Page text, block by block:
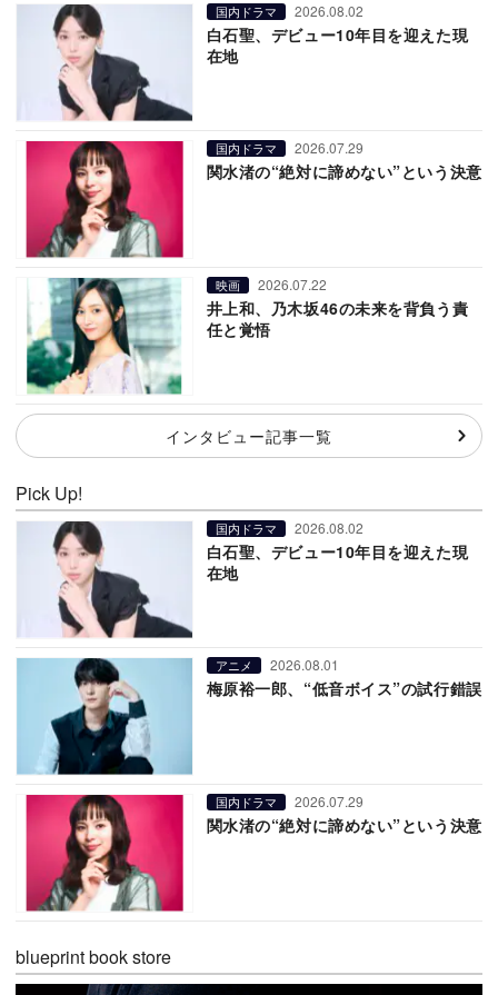
国内ドラマ 2026.08.02
白石聖、デビュー10年目を迎えた現
在地
国内ドラマ 2026.07.29
関水渚の“絶対に諦めない”という決意
映画 2026.07.22
井上和、乃木坂46の未来を背負う責
任と覚悟
インタビュー記事一覧
Pick Up!
国内ドラマ 2026.08.02
白石聖、デビュー10年目を迎えた現
在地
アニメ 2026.08.01
梅原裕一郎、“低音ボイス”の試行錯誤
国内ドラマ 2026.07.29
関水渚の“絶対に諦めない”という決意
blueprint book store